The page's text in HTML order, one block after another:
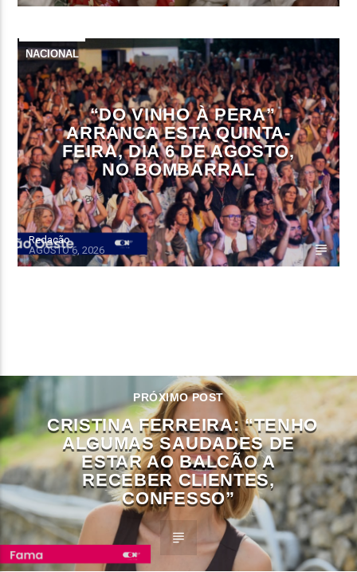
NACIONAL
“DO VINHO À PERA”
ARRANCA ESTA QUINTA-
FEIRA, DIA 6 DE AGOSTO,
NO BOMBARRAL
Redação
AGOSTO 6, 2026
PRÓXIMO POST
CRISTINA FERREIRA: “TENHO
ALGUMAS SAUDADES DE
ESTAR AO BALCÃO A
RECEBER CLIENTES,
CONFESSO”